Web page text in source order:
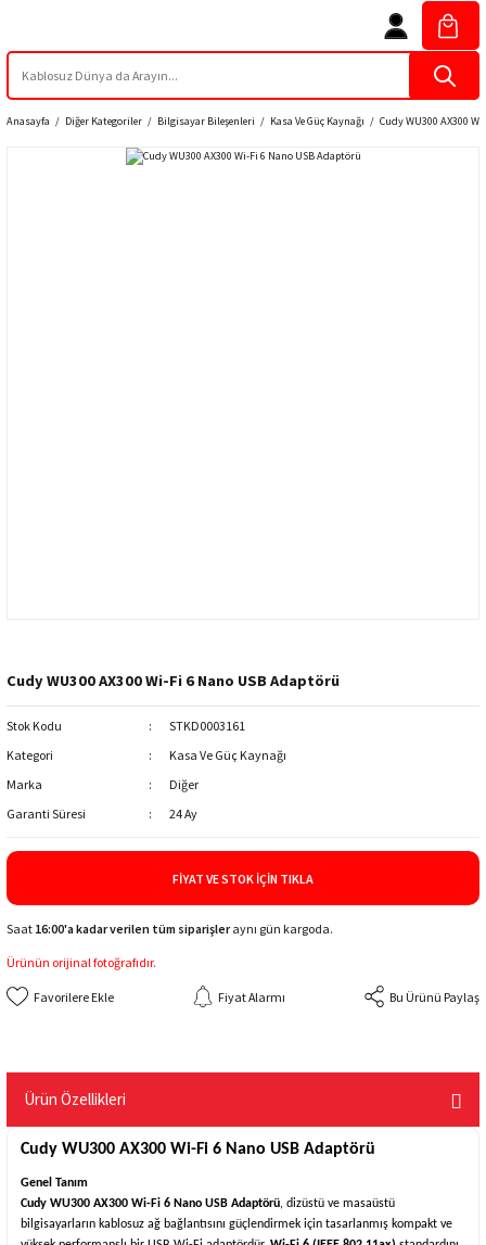
Anasayfa Diğer Kategoriler Bilgisayar Bileşenleri Kasa Ve Güç Kaynağı Cudy WU300 AX300
Cudy WU300 AX300 Wi-Fi 6 Nano USB Adaptörü
Stok Kodu
STKD0003161
Kategori
Kasa Ve Güç Kaynağı
Marka
Diğer
Garanti Süresi
24 Ay
FIYAT VE STOK İÇIN TIKLA
Saat 16:00'a kadar verilen tüm siparişleraynı gün kargoda.
Ürünün orijinal fotoğrafıdır.
Fiyat Alarmı Bu Ürünü Paylaş
Ürün Özellikleri
Cudy WU300 AX300 Wi-Fi 6 Nano USB Adaptörü
Genel Tanım
Cudy WU300 AX300 Wi-Fi 6 Nano USB Adaptörü, dizüstü ve masaüstü
bilgisayarların kablosuz ağ bağlantısını güçlendirmek için tasarlanmış kompakt ve